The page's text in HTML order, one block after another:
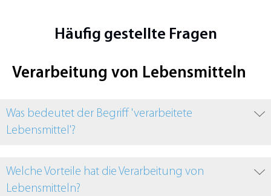
Häufig gestellte Fragen
Verarbeitung von Lebensmitteln
Was bedeutet der Begriff 'verarbeitete
Lebensmittel'?
Welche Vorteile hat die Verarbeitung von
Lebensmitteln?